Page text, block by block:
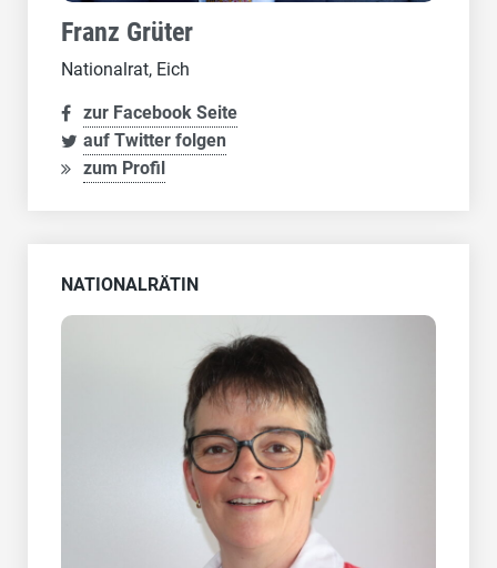
Franz Grüter
Nationalrat, Eich
zur Facebook Seite
auf Twitter folgen
zum Profil
NATIONALRÄTIN